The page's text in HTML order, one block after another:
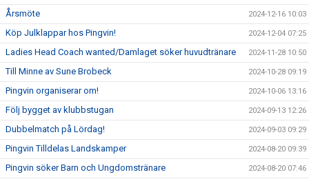
Årsmöte 2024-12-16 10:03
Köp Julklappar hos Pingvin! 2024-12-04 07:25
Ladies Head Coach wanted/Damlaget söker huvudtränare 2024-11-28 10:50
Till Minne av Sune Brobeck 2024-10-28 09:19
Pingvin organiserar om! 2024-10-06 13:16
Följ bygget av klubbstugan 2024-09-13 12:26
Dubbelmatch på Lördag! 2024-09-03 09:29
Pingvin Tilldelas Landskamper 2024-08-20 09:39
Pingvin söker Barn och Ungdomstränare 2024-08-20 07:46